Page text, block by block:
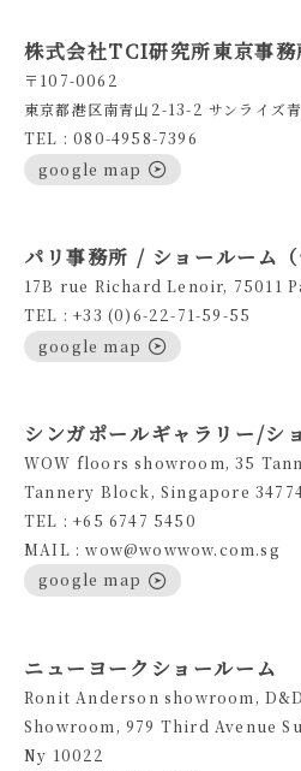
株式会社TCI研究所東京事務
〒107-0062
東京都港区南青山2-13-2 サンライズ
TEL : 080-4958-7396
google map
パリ事務所 / ショールーム（
17B rue Richard Lenoir, 75011
TEL : +33 (0)6-22-71-59-55
google map
シンガポールギャラリー/シ
WOW floors showroom, 35
Tannery Block, Singapore
TEL : +65 6747 5450
MAIL : wow@wowwow.com.sg
google map
ニューヨークショールーム
Ronit Anderson showroom,
Showroom, 979 Third Avenue
Ny 10022